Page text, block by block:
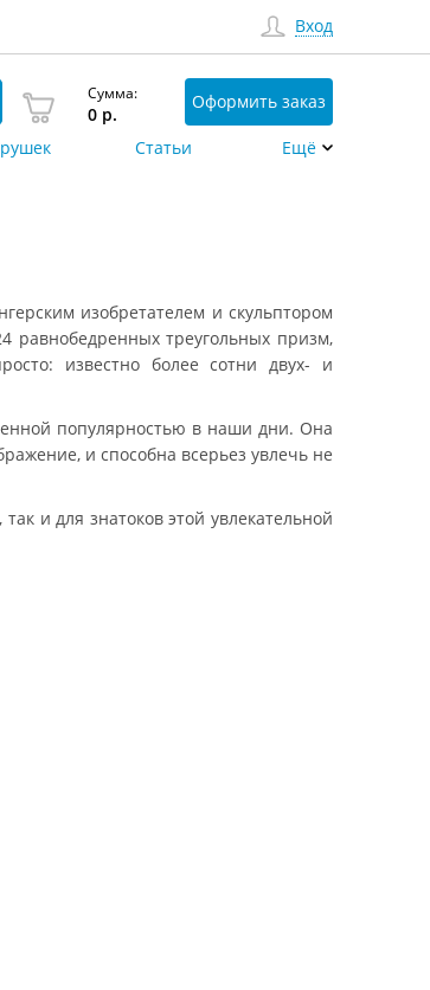
Вход
Сумма:
0 р.
Оформить заказ
Статьи Ещё
изобретателем и скульптором
равнобедренных треугольных призм,
известно более сотни двух- и
популярностью в наши дни. Она
и способна всерьез увлечь не
и для знатоков этой увлекательной